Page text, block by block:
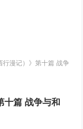
行漫记）》第十篇 战争
十篇 战争与和